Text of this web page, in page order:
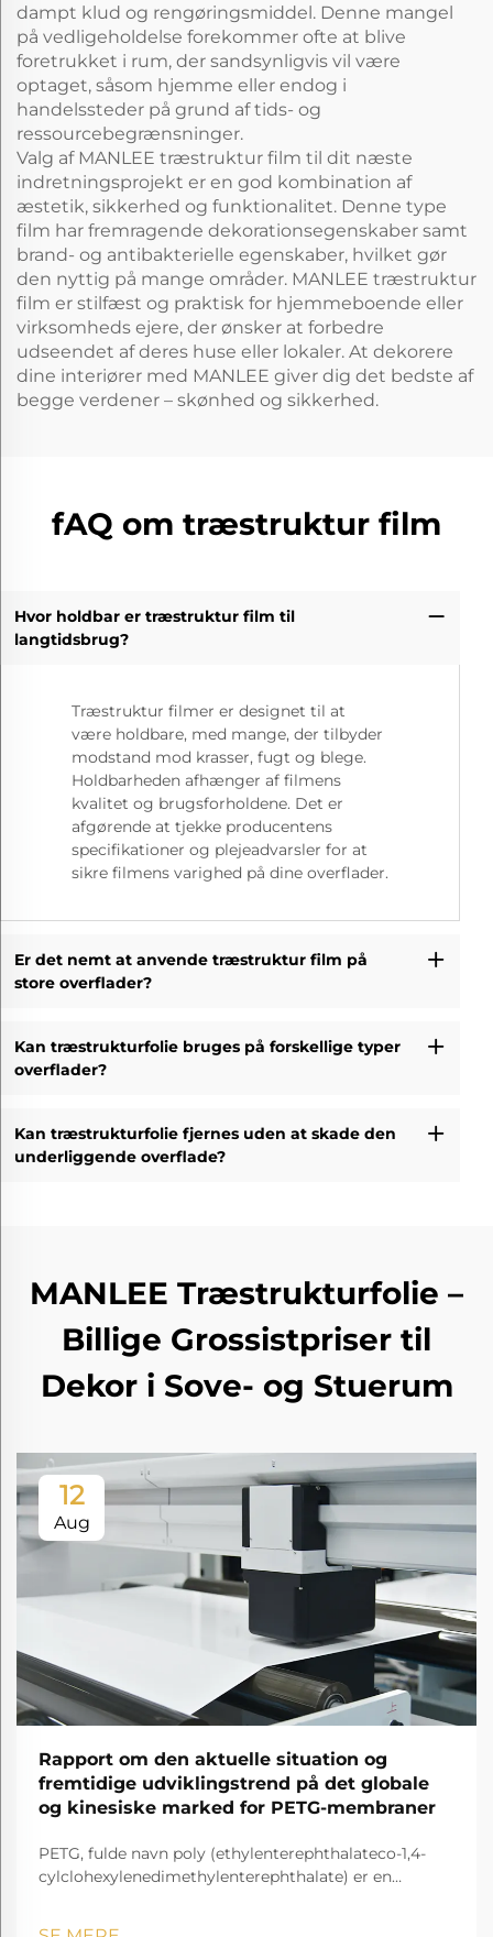
dampt klud og rengøringsmiddel. Denne mangel
på vedligeholdelse forekommer ofte at blive
foretrukket i rum, der sandsynligvis vil være
optaget, såsom hjemme eller endog i
handelssteder på grund af tids- og
ressourcebegrænsninger.
Valg af MANLEE træstruktur film til dit næste
indretningsprojekt er en god kombination af
æstetik, sikkerhed og funktionalitet. Denne type
film har fremragende dekorationsegenskaber samt
brand- og antibakterielle egenskaber, hvilket gør
den nyttig på mange områder. MANLEE træstruktur
film er stilfæst og praktisk for hjemmeboende eller
virksomheds ejere, der ønsker at forbedre
udseendet af deres huse eller lokaler. At dekorere
dine interiører med MANLEE giver dig det bedste af
begge verdener – skønhed og sikkerhed.
fAQ om træstruktur film
Hvor holdbar er træstruktur film til
langtidsbrug?
Træstruktur filmer er designet til at
være holdbare, med mange, der tilbyder
modstand mod krasser, fugt og blege.
Holdbarheden afhænger af filmens
kvalitet og brugsforholdene. Det er
afgørende at tjekke producentens
specifikationer og plejeadvarsler for at
sikre filmens varighed på dine overflader.
Er det nemt at anvende træstruktur film på
store overflader?
Kan træstrukturfolie bruges på forskellige typer
overflader?
Kan træstrukturfolie fjernes uden at skade den
underliggende overflade?
MANLEE Træstrukturfolie –
Billige Grossistpriser til
Dekor i Sove- og Stuerum
12
Aug
Rapport om den aktuelle situation og
fremtidige udviklingstrend på det globale
og kinesiske marked for PETG-membraner
PETG, fulde navn poly (ethylenterephthalateco-1,4-
cylclohexylenedimethylenterephthalate) er en